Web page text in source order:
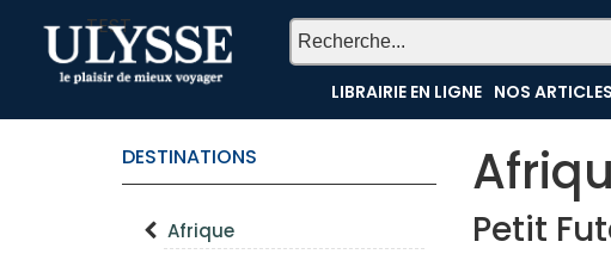
TEST
LIBRAIRIE EN LIGNE NOS ARTICLES
DESTINATIONS
Afrique Petit